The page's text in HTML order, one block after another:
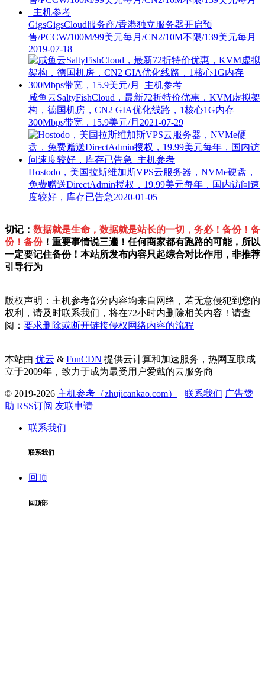
GigsGigsCloud服务商/香港独立服务器开启预
售/PCCW/100M/99美元每月/CN2/10M不限/139美元每月
2019-07-18
咸鱼云SaltyFishCloud，最新72折特价优惠，KVM虚拟架
构，德国机房，CN2 GIA优化线路，1核心1G内存
300Mbps带宽，15.9美元/月 2021-07-29
Hostodo，美国拉斯维加斯VPS云服务器，NVMe硬盘，
免费赠送DirectAdmin授权，19.99美元每年，国内访问速
度较好，库存已告急2020-01-05
切记： 数据就是生命，数据就是站长的一切，务必！备份！备
份！备份！重要事情说三遍！任何商家都有跑路的可能，所以
一定要记住备份！本站所发布内容只起综合对比作用，非推荐
引导行为
版权声明：主机参考部分内容均来自网络，若无意侵犯到您的
权利，请及时联系我们，将在72小时内删除相关内容！请查
阅： 要求删除或断开链接侵权网络内容的流程
本站由 优云 & FunCDN 提供云计算和加速服务，热网互联成
立于2009年，致力于成为最受用户爱戴的云服务商
© 2019-2026 主机参考（zhujicankao.com） 联系我们 广告赞
助 RSS订阅 友联申请
联系我们
联系我们
回顶
回顶部